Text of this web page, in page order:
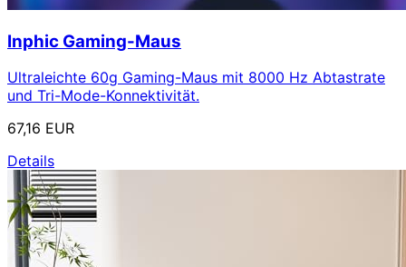
Inphic Gaming-Maus
Ultraleichte 60g Gaming-Maus mit 8000 Hz Abtastrate
und Tri-Mode-Konnektivität.
67,16 EUR
Details